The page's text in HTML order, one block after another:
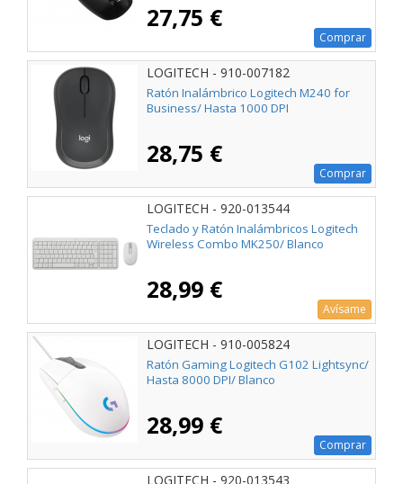
27,75 €
Comprar
LOGITECH - 910-007182
Ratón Inalámbrico Logitech M240 for
Business/ Hasta 1000 DPI
28,75 €
Comprar
LOGITECH - 920-013544
Teclado y Ratón Inalámbricos Logitech
Wireless Combo MK250/ Blanco
28,99 €
Avísame
LOGITECH - 910-005824
Ratón Gaming Logitech G102 Lightsync/
Hasta 8000 DPI/ Blanco
28,99 €
Comprar
LOGITECH - 920-013543